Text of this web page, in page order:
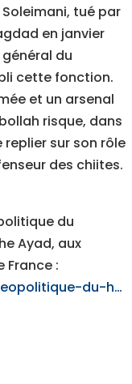
tué par
en janvier
du
cette fonction.
et un arsenal
risque, dans
replier sur son rôle
des chiites.
du
Ayad, aux
France :
du-h…